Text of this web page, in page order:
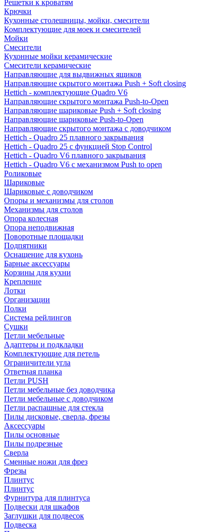
Решетки к кроватям
Крючки
Кухонные столешницы, мойки, смесители
Комплектующие для моек и смесителей
Мойки
Смесители
Кухонные мойки керамические
Смесители керамические
Направляющие для выдвижных ящиков
Направляющие скрытого монтажа Push + Soft closing
Hettich - комплектующие Quadro V6
Направляющие скрытого монтажа Push-to-Open
Направляющие шариковые Push + Soft closing
Направляющие шариковые Push-to-Open
Направляющие скрытого монтажа с доводчиком
Hettich - Quadro 25 плавного закрывания
Hettich - Quadro 25 с функцией Stop Control
Hettich - Quadro V6 плавного закрывания
Hettich - Quadro V6 с механизмом Push to open
Роликовые
Шариковые
Шариковые с доводчиком
Опоры и механизмы для столов
Механизмы для столов
Опора колесная
Опора неподвижная
Поворотные площадки
Подпятники
Оснащение для кухонь
Барные аксессуары
Корзины для кухни
Крепление
Лотки
Организации
Полки
Система рейлингов
Сушки
Петли мебельные
Адаптеры и подкладки
Комплектующие для петель
Ограничители угла
Ответная планка
Петли PUSH
Петли мебельные без доводчика
Петли мебельные с доводчиком
Петли распашные для стекла
Пилы дисковые, сверла, фрезы
Аксессуары
Пилы основные
Пилы подрезные
Сверла
Сменные ножи для фрез
Фрезы
Плинтус
Плинтус
Фурнитура для плинтуса
Подвески для шкафов
Заглушки для подвесок
Подвеска